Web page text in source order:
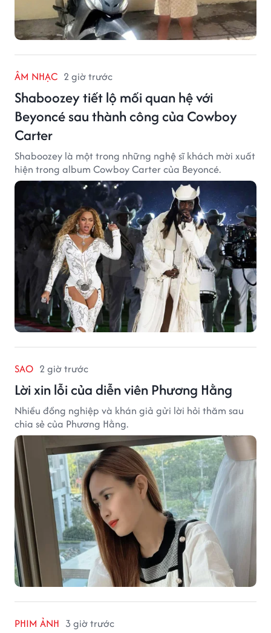
ÂM NHẠC 2 giờ trước
Shaboozey tiết lộ mối quan hệ với
Beyoncé sau thành công của Cowboy
Carter
Shaboozey là một trong những nghệ sĩ khách mời xuất
hiện trong album Cowboy Carter của Beyoncé.
SAO 2 giờ trước
Lời xin lỗi của diễn viên Phương Hằng
Nhiều đồng nghiệp và khán giả gửi lời hỏi thăm sau
chia sẻ của Phương Hằng.
PHIM ẢNH 3 giờ trước